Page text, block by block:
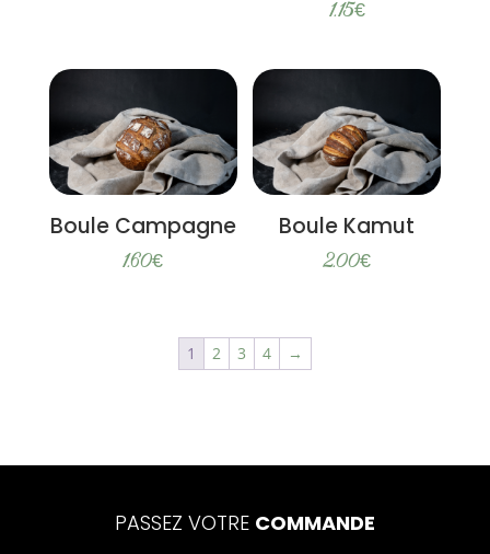
1.15€
Boule Campagne
1.60€
Boule Kamut
2.00€
1 2 3 4 →
PASSEZ VOTRE COMMANDE